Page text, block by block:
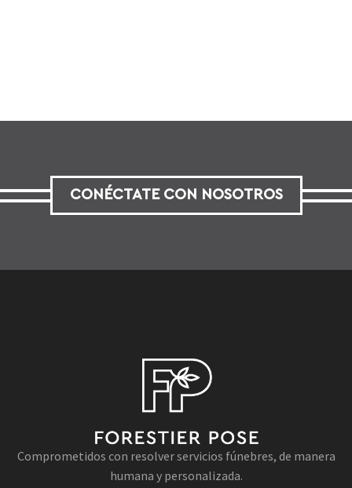
CONÉCTATE CON NOSOTROS
Comprometidos con resolver servicios fúnebres, de manera
humana y personalizada.